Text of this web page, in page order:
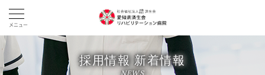
採用情報 新着情報
NEWS
メニュー